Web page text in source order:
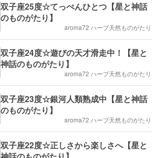
双子座25度☆てっぺんひとつ【星と神話
のものがたり】
aroma72 ハーブ天然ものがたり
双子座24度☆遊びの天才滑走中！【星と
神話のものがたり】
aroma72 ハーブ天然ものがたり
双子座23度☆銀河人類熟成中【星と神話
のものがたり】
aroma72 ハーブ天然ものがたり
双子座22度☆正しさから楽しさへ【星と